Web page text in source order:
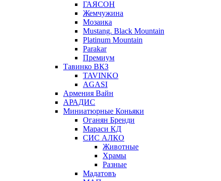
ГАЯСОН
Жемчужина
Мозаика
Mustang. Black Mountain
Platinum Mountain
Parakar
Премиум
Тавинко ВКЗ
TAVINKO
AGASI
Армения Вайн
АРАДИС
Миниатюрные Коньяки
Оганян Бренди
Мараси КД
СИС АЛКО
Животные
Храмы
Разные
Мадатовъ